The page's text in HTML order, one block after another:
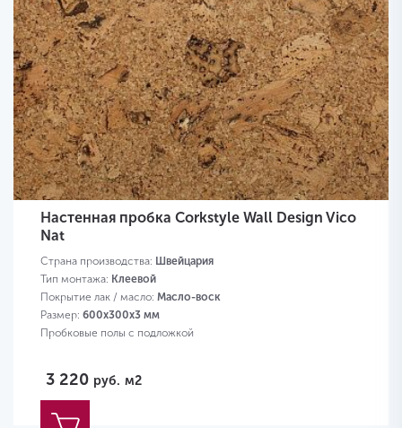
Настенная пробка Corkstyle Wall Design Vico
Nat
Страна производства: Швейцария
Тип монтажа: Клеевой
Покрытие лак / масло: Масло-воск
Размер: 600х300х3 мм
Пробковые полы с подложкой
3 220 руб. м2